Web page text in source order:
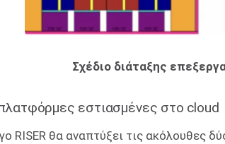
Σχέδιο διάταξης
εστιασμένες στο cloud
RISER θα αναπτύξει τις ακόλουθες